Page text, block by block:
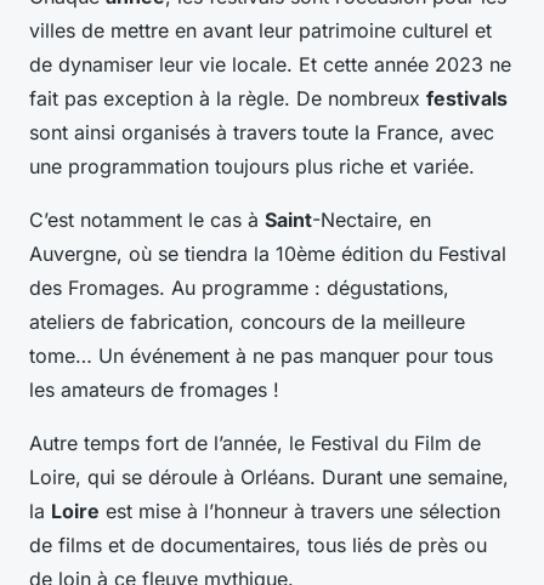
villes de mettre en avant leur patrimoine culturel et
de dynamiser leur vie locale. Et cette année 2023 ne
fait pas exception à la règle. De nombreux festivals
sont ainsi organisés à travers toute la France, avec
une programmation toujours plus riche et variée.
C’est notamment le cas à Saint-Nectaire, en
Auvergne, où se tiendra la 10ème édition du Festival
des Fromages. Au programme : dégustations,
ateliers de fabrication, concours de la meilleure
tome… Un événement à ne pas manquer pour tous
les amateurs de fromages !
Autre temps fort de l’année, le Festival du Film de
Loire, qui se déroule à Orléans. Durant une semaine,
la Loire est mise à l’honneur à travers une sélection
de films et de documentaires, tous liés de près ou
de loin à ce fleuve mythique.